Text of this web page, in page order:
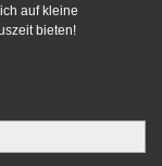
auf kleine
bieten!